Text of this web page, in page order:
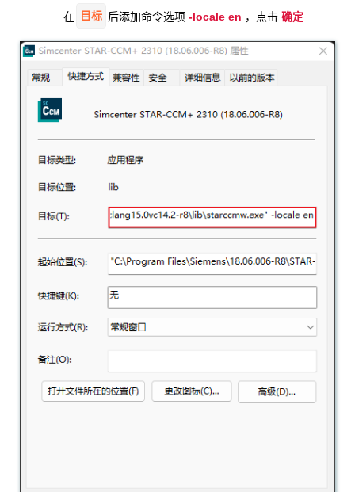
在
目标 后添加命令选项 -locale en ，点击 确定